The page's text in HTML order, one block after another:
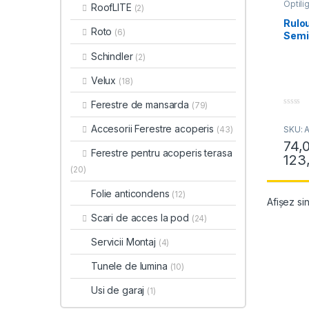
u
o
f
5
SKU:
Afișez
RoofLITE (2)
Roto (6)
Schindler (2)
Velux (18)
Ferestre de mansarda (79)
Accesorii Ferestre acoperis (43)
Ferestre pentru acoperis terasa
(20)
Folie anticondens (12)
Scari de acces la pod (24)
Servicii Montaj (4)
Tunele de lumina (10)
Usi de garaj (1)